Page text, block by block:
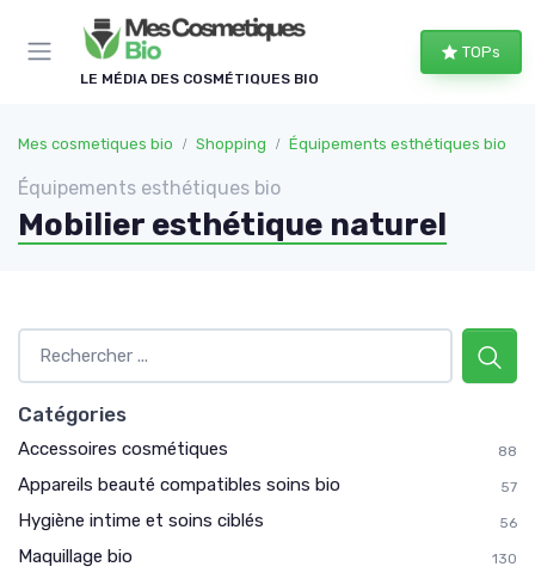
LE MÉDIA DES COSMÉTIQUES BIO
TOPs
Mes cosmetiques bio Shopping Équipements esthétiques bio
Équipements esthétiques bio
Mobilier esthétique naturel
Catégories
Accessoires cosmétiques 88
Appareils beauté compatibles soins bio 57
Hygiène intime et soins ciblés 56
Maquillage bio 130
Panneau de gestion des cookies